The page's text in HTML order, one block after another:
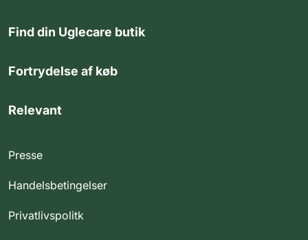
Find din Uglecare butik
Fortrydelse af køb
Relevant
Presse
Handelsbetingelser
Privatlivspolitk